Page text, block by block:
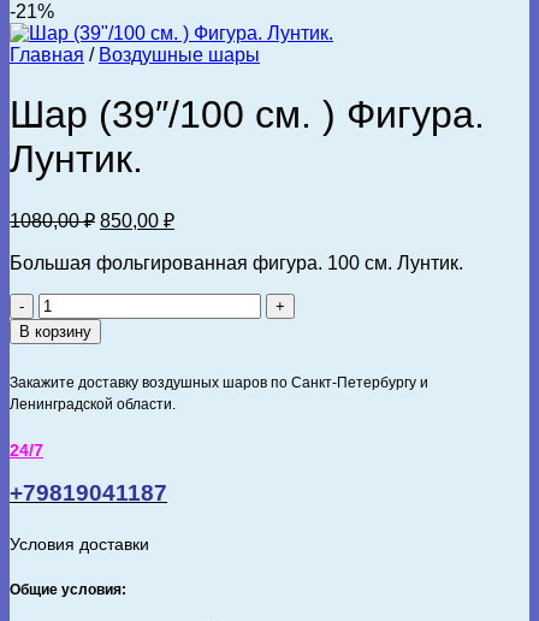
-21%
Главная / Воздушные шары
Шар (39″/100 см. ) Фигура.
Лунтик.
1080,00₽ Первоначальная
составляла
850,00 ₽Текущая
850,00 ₽.
Большая фольгированная фигура. 100 см. Лунтик.
Количество
товара
Шар
см.
)
Лунтик.
В корзину
Закажите доставку воздушных шаров по Санкт-Петербургу и
Ленинградской области.
24/7
+79819041187
Условия доставки
Общие условия: